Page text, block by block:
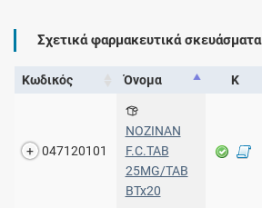
Σχετικά φαρμακευτικά σκευάσματα
Κωδικός Όνομα Κ
047120101
NOZINAN
F.C.TAB
25MG/TAB
BTx20